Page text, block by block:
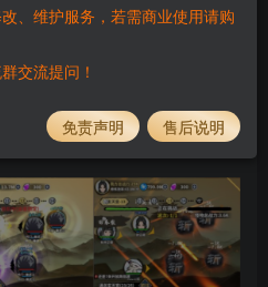
QQ58628859
藏，请付费后查看
、维护服务，若需商业使用请购
交流提问！
免责声明 售后说明